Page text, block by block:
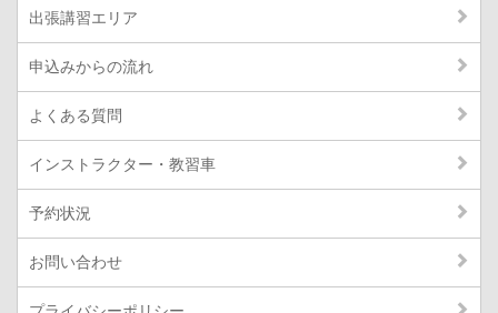
出張講習エリア
申込みからの流れ
よくある質問
インストラクター・教習車
予約状況
お問い合わせ